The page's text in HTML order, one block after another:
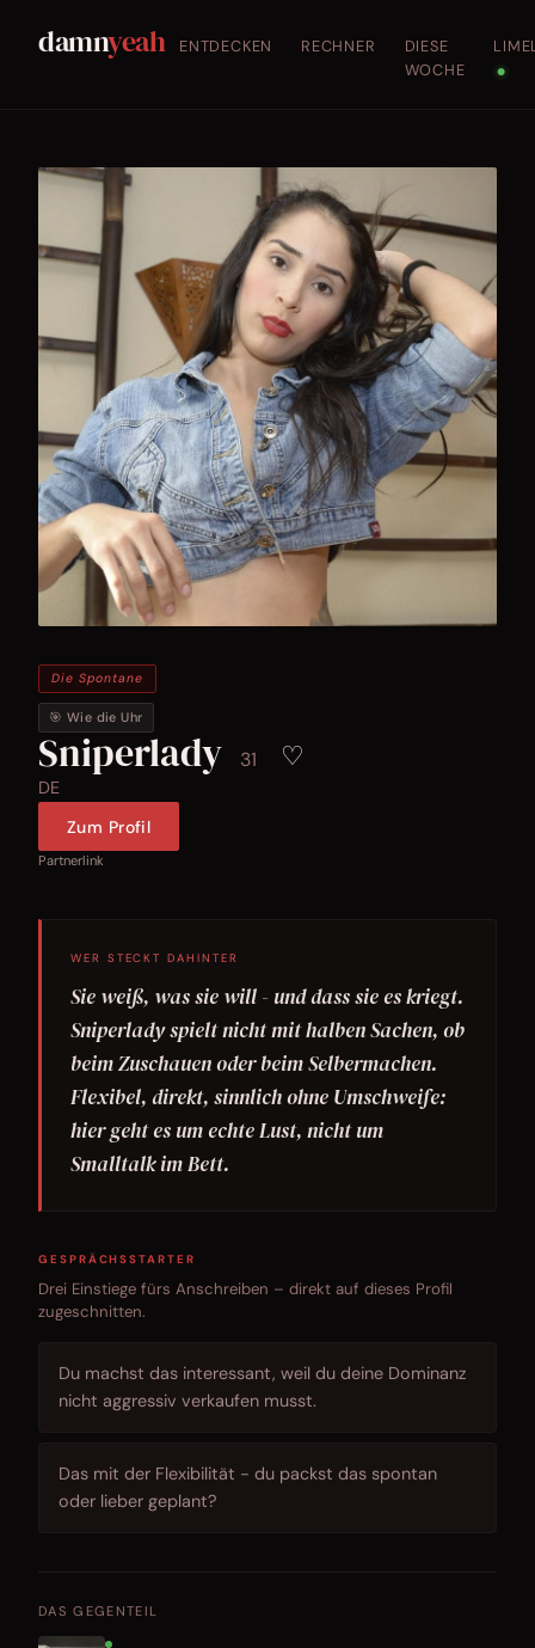
damnyeah ENTDECKEN RECHNER
DIESE
WOCHE
●
Die Spontane
🎯 Wie die Uhr
Sniperlady 31 ♡
DE
Zum Profil
Partnerlink
WER STECKT DAHINTER
Sie weiß, was sie will - und dass sie es kriegt.
Sniperlady spielt nicht mit halben Sachen, ob
beim Zuschauen oder beim Selbermachen.
Flexibel, direkt, sinnlich ohne Umschweife:
hier geht es um echte Lust, nicht um
Smalltalk im Bett.
GESPRÄCHSSTARTER
Drei Einstiege fürs Anschreiben – direkt auf dieses Profil
zugeschnitten.
Du machst das interessant, weil du deine Dominanz
nicht aggressiv verkaufen musst.
Das mit der Flexibilität - du packst das spontan
oder lieber geplant?
DAS GEGENTEIL